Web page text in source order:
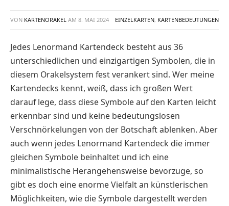
VON KARTENORAKEL AM 8. MAI 2024 EINZELKARTEN, KARTENBEDEUTUNGEN
Jedes Lenormand Kartendeck besteht aus 36
unterschiedlichen und einzigartigen Symbolen, die in
diesem Orakelsystem fest verankert sind. Wer meine
Kartendecks kennt, weiß, dass ich großen Wert
darauf lege, dass diese Symbole auf den Karten leicht
erkennbar sind und keine bedeutungslosen
Verschnörkelungen von der Botschaft ablenken. Aber
auch wenn jedes Lenormand Kartendeck die immer
gleichen Symbole beinhaltet und ich eine
minimalistische Herangehensweise bevorzuge, so
gibt es doch eine enorme Vielfalt an künstlerischen
Möglichkeiten, wie die Symbole dargestellt werden